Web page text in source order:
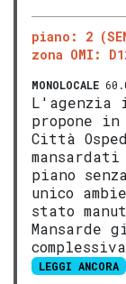
piano: 2
zona OMI:
MONOLOCALE
L'agenzia
propone
Città
piano
unico
stato
Mansarde
LEGGI ANCORA